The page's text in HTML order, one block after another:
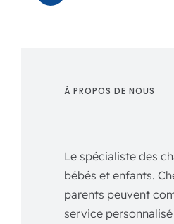
À PROPOS DE NOUS
Le spécialiste des
bébés et enfants.
parents peuvent
service